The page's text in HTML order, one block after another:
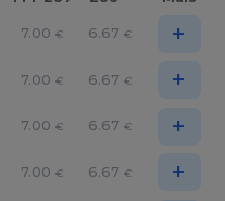
7.00 € 6.67 € +
7.00 € 6.67 € +
7.00 € 6.67 € +
7.00 € 6.67 € +